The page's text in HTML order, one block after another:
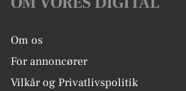
Om os
For annoncører
Vilkår og Privatlivspolitik